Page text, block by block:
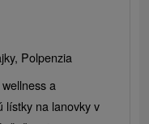
Polpenzia
a
lístky na lanovky v